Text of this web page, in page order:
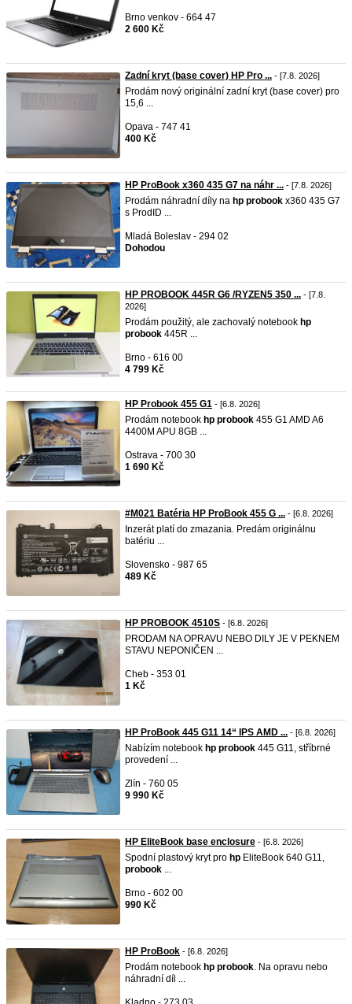
Brno venkov - 664 47
2 600 Kč
Zadní kryt (base cover) HP Pro ... - [7.8. 2026]
Prodám nový originální zadní kryt (base cover) pro
15,6 ...
Opava - 747 41
400 Kč
HP ProBook x360 435 G7 na náhr ... - [7.8. 2026]
Prodám náhradní díly na hp probook x360 435 G7
s ProdID ...
Mladá Boleslav - 294 02
Dohodou
HP PROBOOK 445R G6 /RYZEN5 350 ... - [7.8.
2026]
Prodám použitý, ale zachovalý notebook hp
probook 445R ...
Brno - 616 00
4 799 Kč
HP Probook 455 G1 - [6.8. 2026]
Prodám notebook hp probook 455 G1 AMD A6
4400M APU 8GB ...
Ostrava - 700 30
1 690 Kč
#M021 Batéria HP ProBook 455 G ... - [6.8. 2026]
Inzerát platí do zmazania. Predám originálnu
batériu ...
Slovensko - 987 65
489 Kč
HP PROBOOK 4510S - [6.8. 2026]
PRODAM NA OPRAVU NEBO DILY JE V PEKNEM
STAVU NEPONIČEN ...
Cheb - 353 01
1 Kč
HP ProBook 445 G11 14“ IPS AMD ... - [6.8. 2026]
Nabízím notebook hp probook 445 G11, stříbrné
provedení ...
Zlín - 760 05
9 990 Kč
HP EliteBook base enclosure - [6.8. 2026]
Spodní plastový kryt pro hp EliteBook 640 G11,
probook ...
Brno - 602 00
990 Kč
HP ProBook - [6.8. 2026]
Prodám notebook hp probook. Na opravu nebo
náhradní díl ...